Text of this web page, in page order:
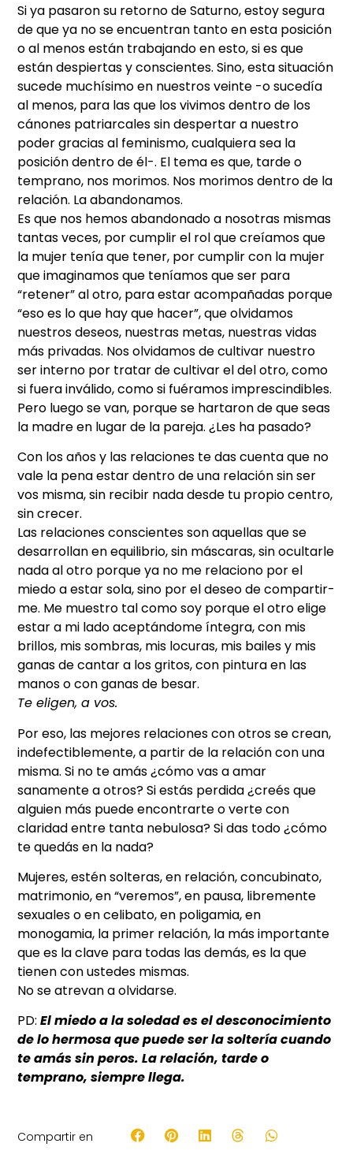
Si ya pasaron su retorno de Saturno, estoy segura
de que ya no se encuentran tanto en esta posición
o al menos están trabajando en esto, si es que
están despiertas y conscientes. Sino, esta situación
sucede muchísimo en nuestros veinte -o sucedía
al menos, para las que los vivimos dentro de los
cánones patriarcales sin despertar a nuestro
poder gracias al feminismo, cualquiera sea la
posición dentro de él-. El tema es que, tarde o
temprano, nos morimos. Nos morimos dentro de la
relación. La abandonamos.
Es que nos hemos abandonado a nosotras mismas
tantas veces, por cumplir el rol que creíamos que
la mujer tenía que tener, por cumplir con la mujer
que imaginamos que teníamos que ser para
“retener” al otro, para estar acompañadas porque
“eso es lo que hay que hacer”, que olvidamos
nuestros deseos, nuestras metas, nuestras vidas
más privadas. Nos olvidamos de cultivar nuestro
ser interno por tratar de cultivar el del otro, como
si fuera inválido, como si fuéramos imprescindibles.
Pero luego se van, porque se hartaron de que seas
la madre en lugar de la pareja. ¿Les ha pasado?
Con los años y las relaciones te das cuenta que no
vale la pena estar dentro de una relación sin ser
vos misma, sin recibir nada desde tu propio centro,
sin crecer.
Las relaciones conscientes son aquellas que se
desarrollan en equilibrio, sin máscaras, sin ocultarle
nada al otro porque ya no me relaciono por el
miedo a estar sola, sino por el deseo de compartir-
me. Me muestro tal como soy porque el otro elige
estar a mi lado aceptándome íntegra, con mis
brillos, mis sombras, mis locuras, mis bailes y mis
ganas de cantar a los gritos, con pintura en las
manos o con ganas de besar.
Te eligen, a vos.
Por eso, las mejores relaciones con otros se crean,
indefectiblemente, a partir de la relación con una
misma. Si no te amás ¿cómo vas a amar
sanamente a otros? Si estás perdida ¿creés que
alguien más puede encontrarte o verte con
claridad entre tanta nebulosa? Si das todo ¿cómo
te quedás en la nada?
Mujeres, estén solteras, en relación, concubinato,
matrimonio, en “veremos”, en pausa, libremente
sexuales o en celibato, en poligamia, en
monogamia, la primer relación, la más importante
que es la clave para todas las demás, es la que
tienen con ustedes mismas.
No se atrevan a olvidarse.
PD:El miedo a la soledad es el desconocimiento
de lo hermosa que puede ser la soltería cuando
te amás sin peros. La relación, tarde o
temprano, siempre llega.
Compartir en